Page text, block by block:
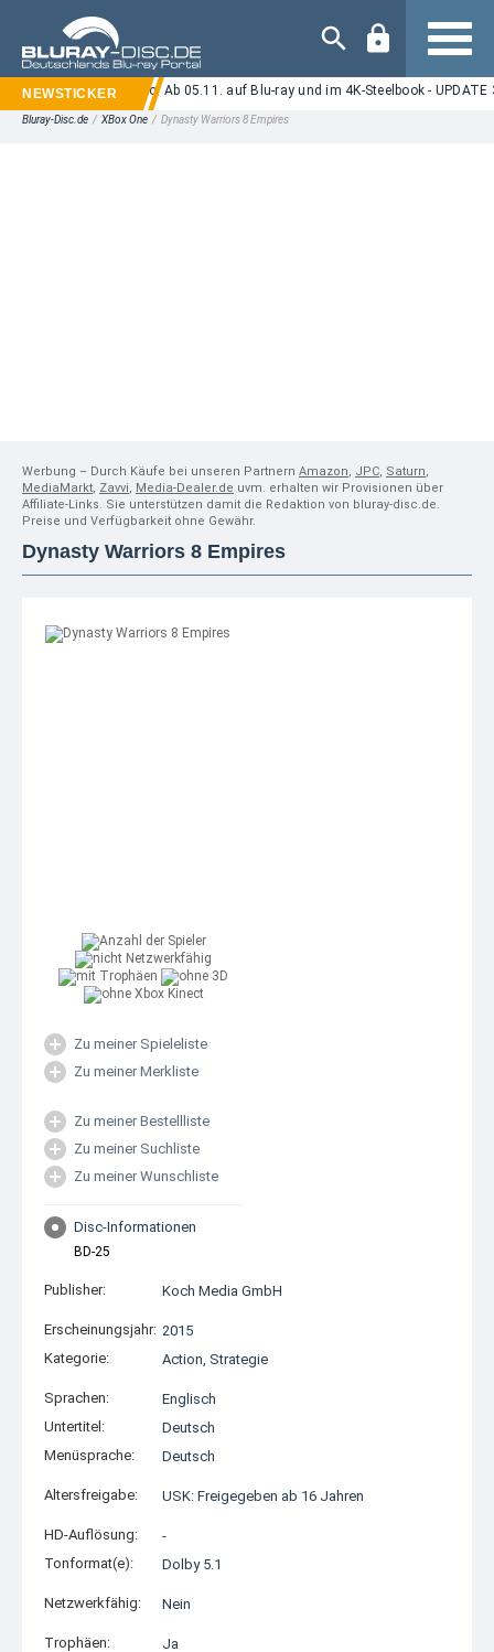
Navigation
Cream Man" im Kino: Ab 05.11. auf Blu-ray und im 4K-Steelbook - UPDATE 3
Bluray-Disc.de / XBox One / Dynasty Warriors 8 Empires
Werbung – Durch Käufe bei unseren Partnern Amazon, JPC, Saturn,
MediaMarkt, Zavvi, Media-Dealer.de uvm. erhalten wir Provisionen über
Affiliate-Links. Sie unterstützen damit die Redaktion von bluray-disc.de.
Preise und Verfügbarkeit ohne Gewähr.
Dynasty Warriors 8 Empires
Zu meiner Spieleliste
Zu meiner Merkliste
Zu meiner Bestellliste
Zu meiner Suchliste
Zu meiner Wunschliste
Disc-Informationen
BD-25
Publisher: Koch Media GmbH
Erscheinungsjahr: 2015
Kategorie:
Action, Strategie
Sprachen:
Englisch
Untertitel:
Deutsch
Menüsprache:
Deutsch
Altersfreigabe: USK: Freigegeben ab 16 Jahren
HD-Auflösung:
-
Tonformat(e):
Dolby 5.1
Netzwerkfähig: Nein
Trophäen:
Ja